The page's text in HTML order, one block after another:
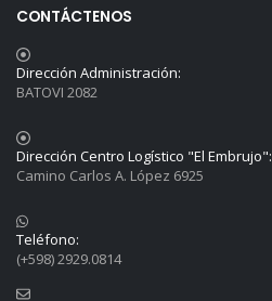
CONTÁCTENOS
Dirección Administración:
BATOVI 2082
Dirección Centro Logístico "El Embrujo":
Camino Carlos A. López 6925
Teléfono:
(+598) 2929.0814